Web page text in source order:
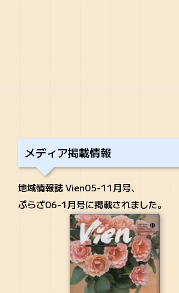
メディア掲載情報
地域情報誌 Vien05-11月号、
ぷらざ06-1月号に掲載されました。